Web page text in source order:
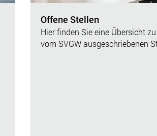
Offene Stellen
Hier finden Sie eine Übersicht
vom SVGW ausgeschriebenen